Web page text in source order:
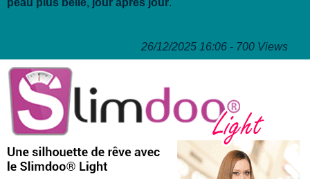
peau plus belle, jour après jour.
26/12/2025 16:06 - 700 Views